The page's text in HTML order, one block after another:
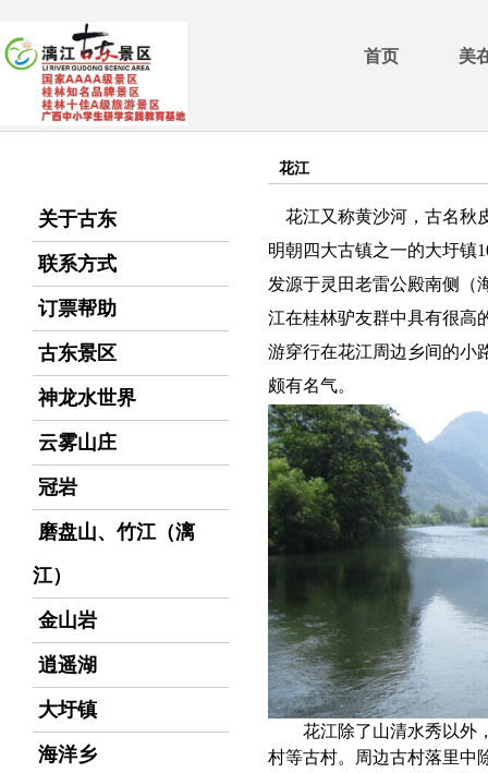
首页 美
关于古东
联系方式
订票帮助
古东景区
神龙水世界
云雾山庄
冠岩
磨盘山、竹江（漓
江）
金山岩
逍遥湖
大圩镇
海洋乡
花江
花江又称黄沙河，古名秋
明朝四大古镇之一的大圩
发源于灵田老雷公殿南侧（
江在桂林驴友群中具有很高
游穿行在花江周边乡间的小
颇有名气。
花江除了山清水秀以外
村等古村。周边古村落里中